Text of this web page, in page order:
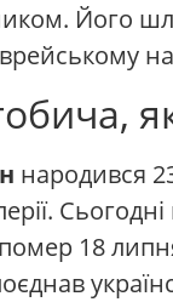
Його
народився
помер 18